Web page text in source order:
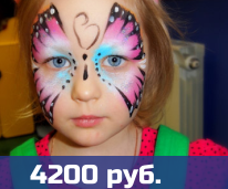
4200 руб.